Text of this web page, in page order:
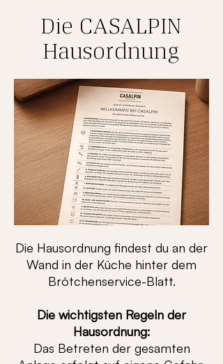
Die CASALPIN
Hausordnung
Die Hausordnung findest du an der
Wand in der Küche hinter dem
Brötchenservice-Blatt.
Die wichtigsten Regeln der
Hausordnung:
Das Betreten der gesamten